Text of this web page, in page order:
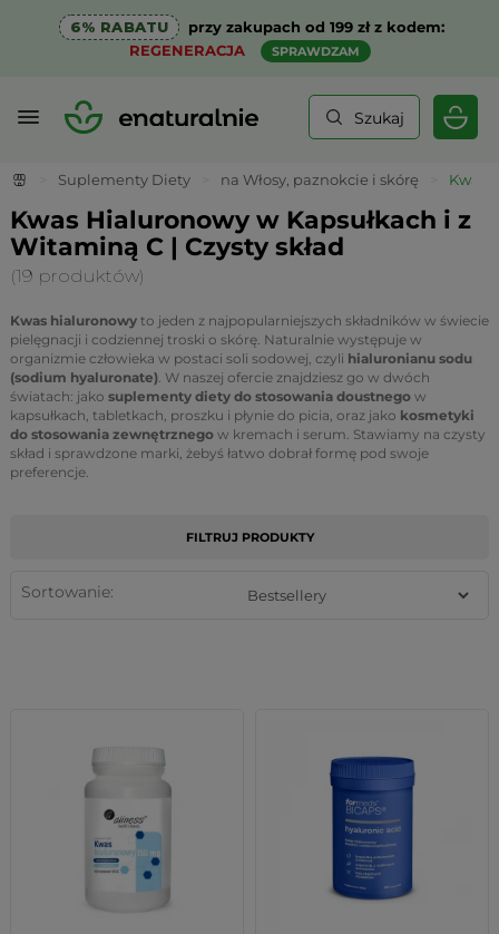
6% RABATU
przy zakupach od 199 zł z kodem:
REGENERACJA
SPRAWDZAM
Szukaj
Suplementy Diety na Włosy, paznokcie i skórę Kwas
Kwas Hialuronowy w Kapsułkach i z
Witaminą C | Czysty skład
(19 produktów)
Kwas hialuronowy to jeden z najpopularniejszych składników w świecie
pielęgnacji i codziennej troski o skórę. Naturalnie występuje w
organizmie człowieka w postaci soli sodowej, czyli hialuronianu sodu
(sodium hyaluronate). W naszej ofercie znajdziesz go w dwóch
światach: jako suplementy diety do stosowania doustnego w
kapsułkach, tabletkach, proszku i płynie do picia, oraz jako kosmetyki
do stosowania zewnętrznego w kremach i serum. Stawiamy na czysty
skład i sprawdzone marki, żebyś łatwo dobrał formę pod swoje
preferencje.
FILTRUJ PRODUKTY
Sortowanie: